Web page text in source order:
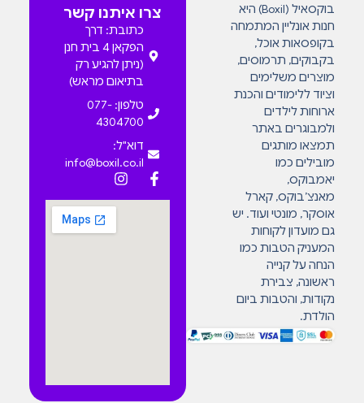
בוקסאיל (Boxil) היא
חנות אונליין המתמחה
בקופסאות אוכל,
בקבוקים, תרמוסים,
מוצרים משלימים
וציוד ללימודים והכנת
ארוחות לילדים
ולמבוגרים באתר
תמצאו מותגים
מובילים כמו
יאמבוקס,
מאנצ’בוקס, קארל
אוסקר, מונטי ועוד. יש
גם מועדון לקוחות
המעניק הטבות כמו
הנחה על קנייה
ראשונה, צבירת
נקודות, והטבות ביום
הולדת.
צרו איתנו קשר
כתובת: דרך
הפקאן 4 בית חנן
(ניתן להגיע רק
בתיאום מראש)
טלפון: 077-
4304700
דוא"ל:
info@boxil.co.il